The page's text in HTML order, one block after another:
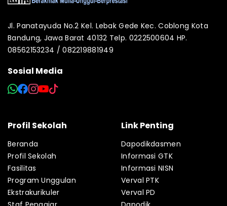
Jl. Panatayuda No.2 Kel. Lebak Gede Kec. Coblong Kota
Bandung, Jawa Barat 40132 Telp. 0222500604 HP.
08562153234 / 082219881949
Sosial Media
Profil Sekolah
Beranda
Profil Sekolah
Fasilitas
Program Unggulan
Ekstrakurikuler
Link Penting
Dapodikdasmen
Informasi GTK
Informasi NISN
Verval PTK
Verval PD